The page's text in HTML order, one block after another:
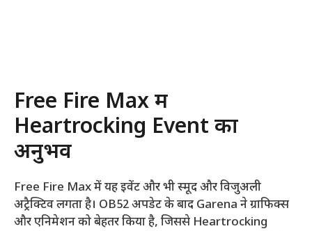
Free Fire Max में
Heartrocking Event का
अनुभव
Free Fire Max में यह इवेंट और भी स्मूद और विजुअली
अट्रैक्टिव लगता है। OB52 अपडेट के बाद Garena ने ग्राफिक्स
और एनिमेशन को बेहतर किया है, जिससे Heartrocking